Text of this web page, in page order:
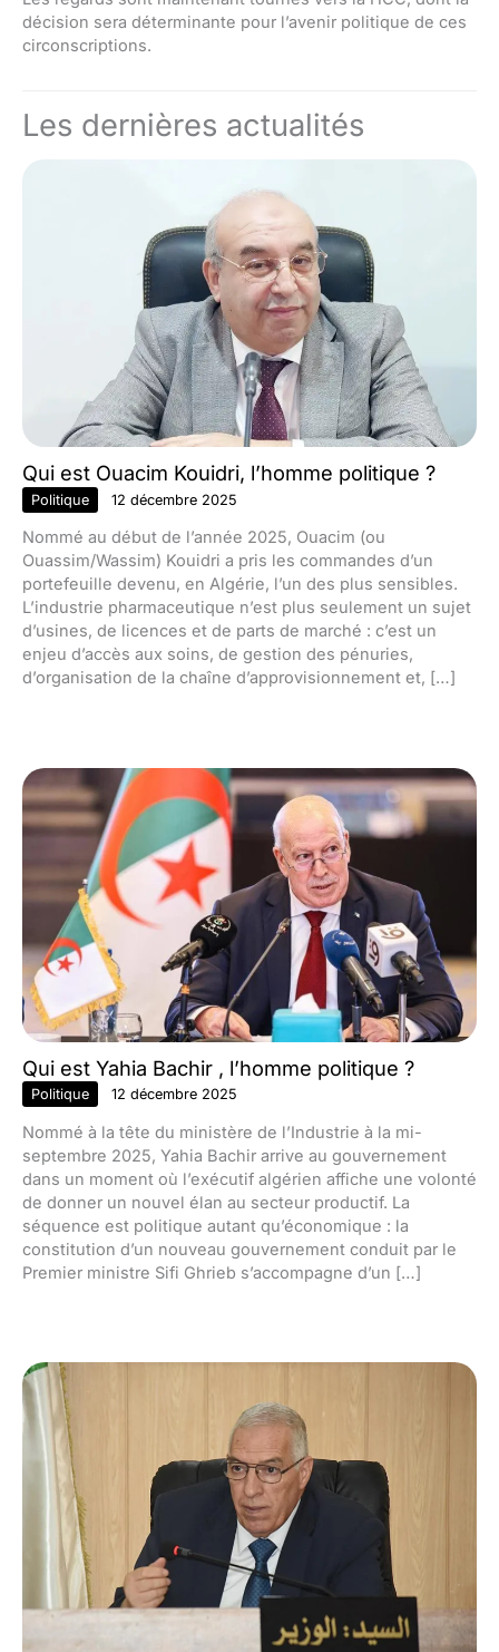
décision sera déterminante pour l’avenir politique de ces
circonscriptions.
Les dernières actualités
Qui est Ouacim Kouidri, l’homme politique ?
Politique 12 décembre 2025
Nommé au début de l’année 2025, Ouacim (ou
Ouassim/Wassim) Kouidri a pris les commandes d’un
portefeuille devenu, en Algérie, l’un des plus sensibles.
L’industrie pharmaceutique n’est plus seulement un sujet
d’usines, de licences et de parts de marché : c’est un
enjeu d’accès aux soins, de gestion des pénuries,
d’organisation de la chaîne d’approvisionnement et, […]
Qui est Yahia Bachir , l’homme politique ?
Politique 12 décembre 2025
Nommé à la tête du ministère de l’Industrie à la mi-
septembre 2025, Yahia Bachir arrive au gouvernement
dans un moment où l’exécutif algérien affiche une volonté
de donner un nouvel élan au secteur productif. La
séquence est politique autant qu’économique : la
constitution d’un nouveau gouvernement conduit par le
Premier ministre Sifi Ghrieb s’accompagne d’un […]